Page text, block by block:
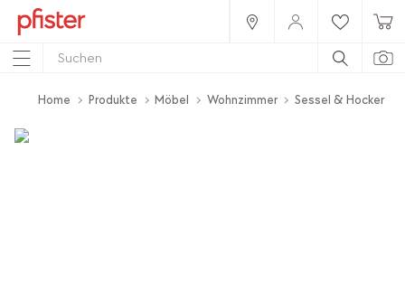
Home Produkte Möbel Wohnzimmer Sessel & Hocker